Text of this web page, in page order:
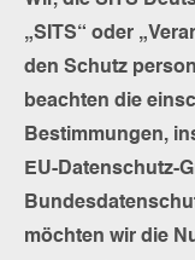
„SITS“ oder
den Schutz
beachten die
Bestimmungen,
EU-Datenschutz-
möchten wir die